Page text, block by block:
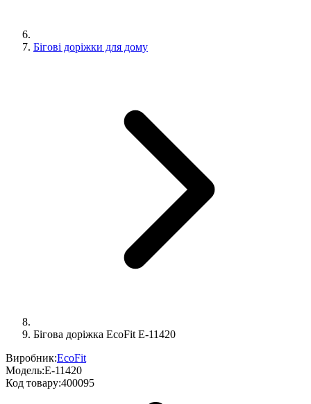
Бігові доріжки для дому
Бігова доріжка EcoFit E-11420
Виробник:EcoFit
Модель:E-11420
Код товару:400095